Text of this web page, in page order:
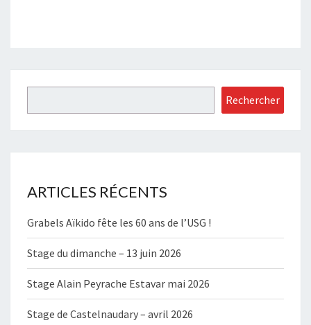
Rechercher
ARTICLES RÉCENTS
Grabels Aïkido fête les 60 ans de l’USG !
Stage du dimanche – 13 juin 2026
Stage Alain Peyrache Estavar mai 2026
Stage de Castelnaudary – avril 2026